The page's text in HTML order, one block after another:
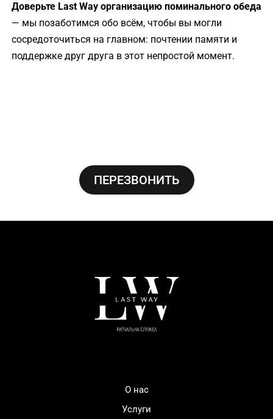
Доверьте Last Way организацию поминального обеда
— мы позаботимся обо всём, чтобы вы могли
сосредоточиться на главном: почтении памяти и
поддержке друг друга в этот непростой момент.
ПЕРЕЗВОНИТЬ
О нас
Услуги